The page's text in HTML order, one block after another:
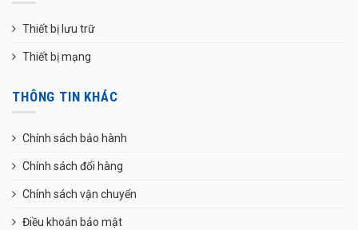
Thiết bị lưu trữ
Thiết bị mạng
THÔNG TIN KHÁC
Chính sách bảo hành
Chính sách đổi hàng
Chính sách vận chuyển
Điều khoản bảo mật